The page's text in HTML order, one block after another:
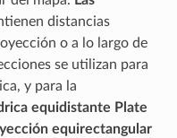
distancias
o a lo largo de
se utilizan para
y para la
equidistante Plate
equirectangular